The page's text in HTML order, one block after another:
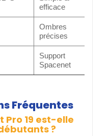
efficace
Ombres
précises
Support
Spacenet
Fréquentes
Pro 19 est-elle
?